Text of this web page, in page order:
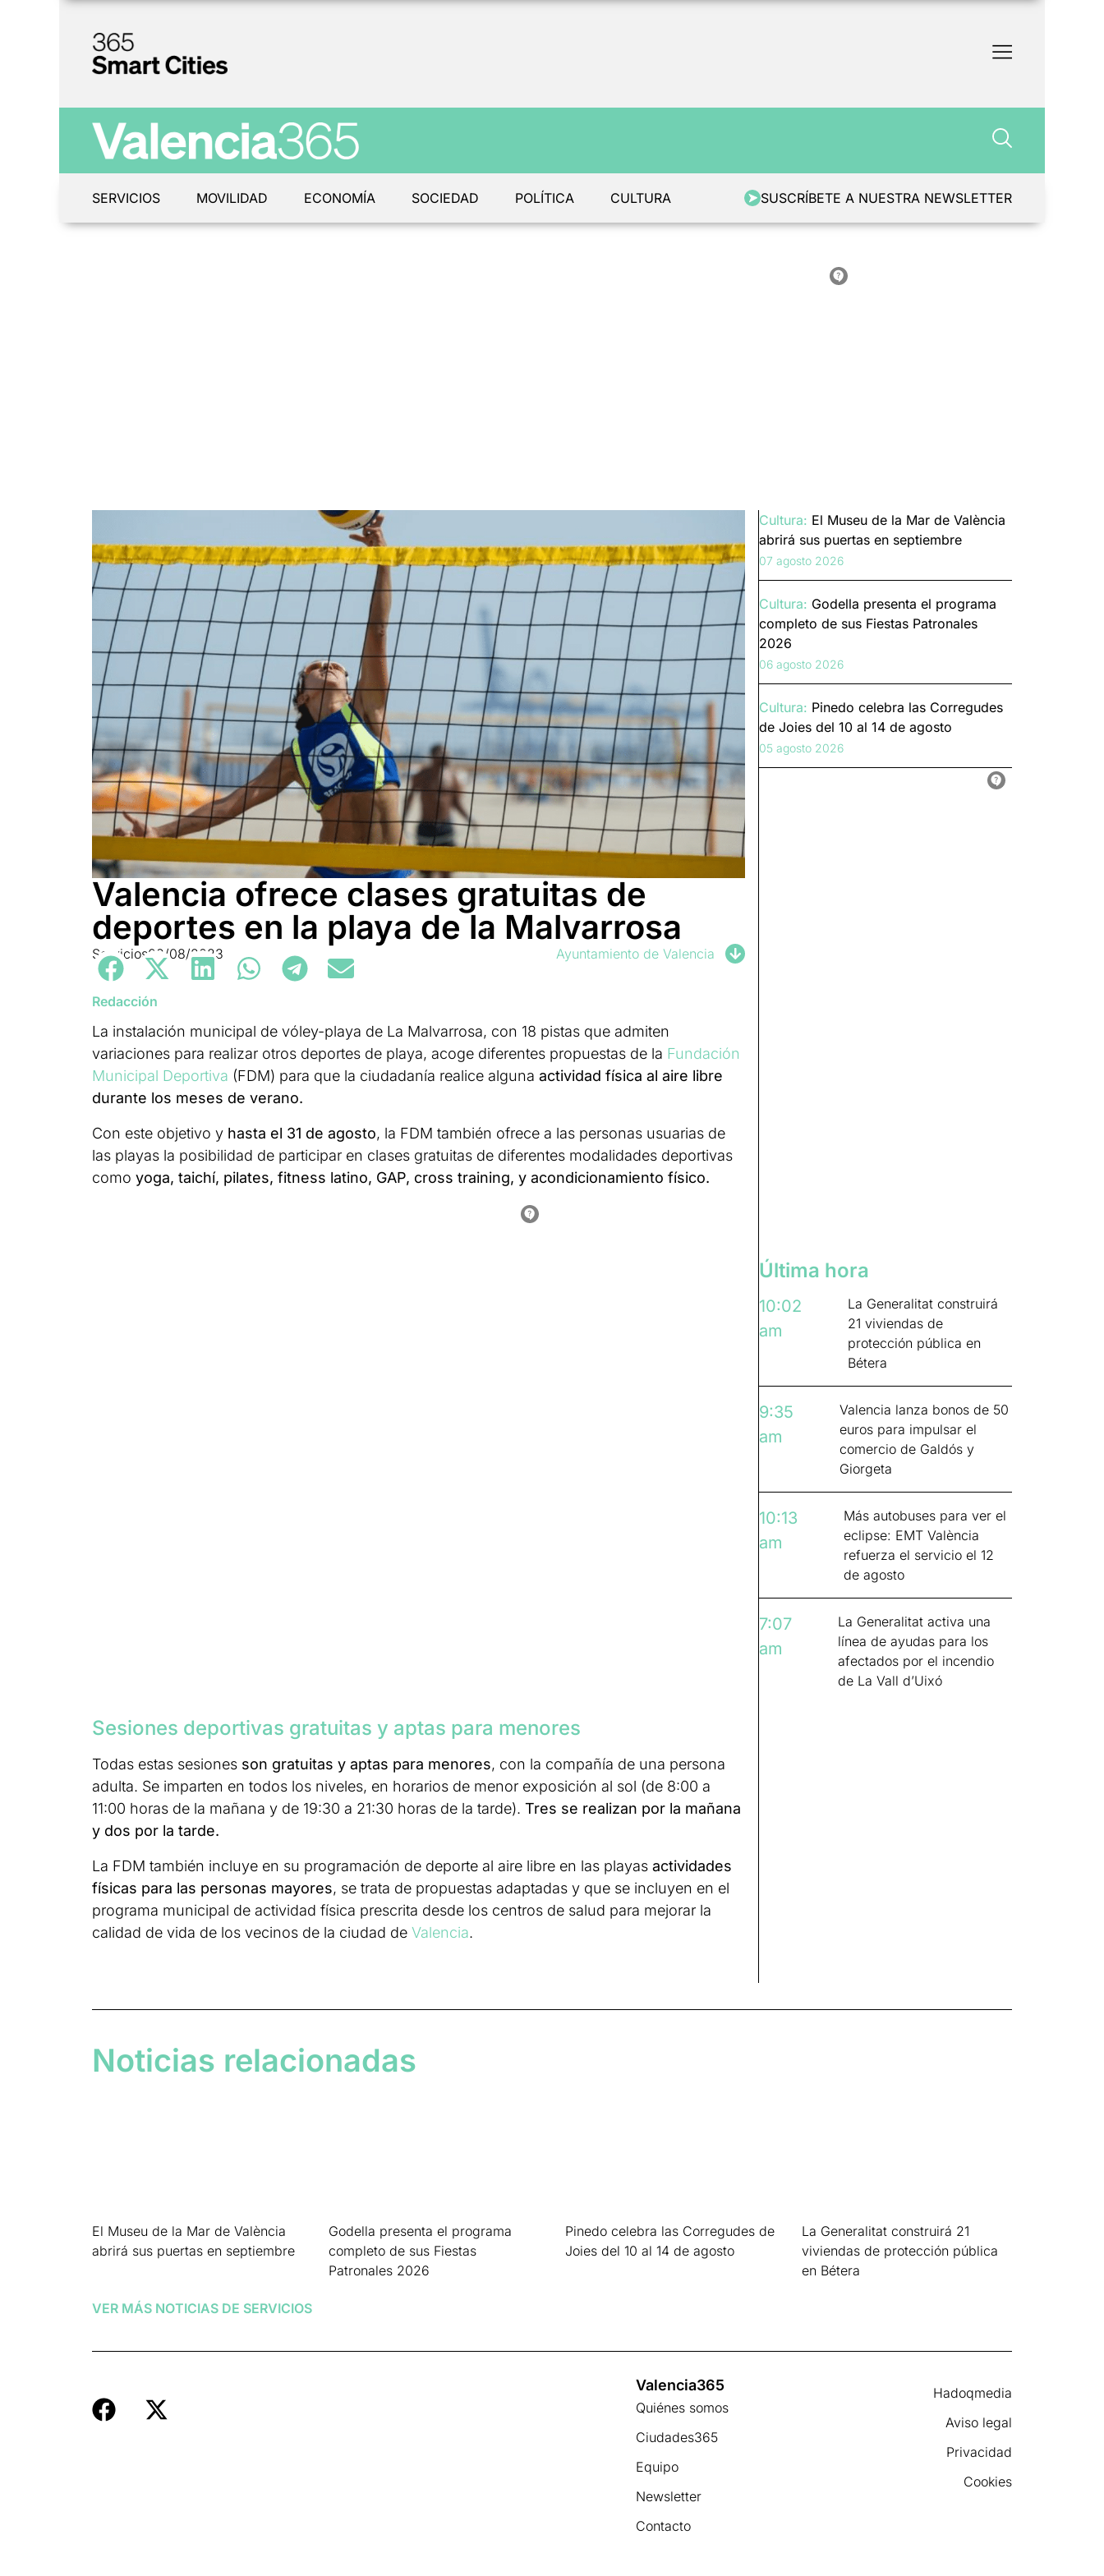
SERVICIOS MOVILIDAD ECONOMÍA SOCIEDAD POLÍTICA CULTURA SUSCRÍBETE A NUESTRA NEWSLETTER
Valencia ofrece clases gratuitas de
deportes en la playa de la Malvarrosa
Servicios02/08/2023 Ayuntamiento de Valencia
Redacción
La instalación municipal de vóley-playa de La Malvarrosa, con 18 pistas que admiten
variaciones para realizar otros deportes de playa, acoge diferentes propuestas de la Fundación
Municipal Deportiva (FDM) para que la ciudadanía realice alguna actividad física al aire libre
durante los meses de verano.
Con este objetivo y hasta el 31 de agosto, la FDM también ofrece a las personas usuarias de
las playas la posibilidad de participar en clases gratuitas de diferentes modalidades deportivas
como yoga, taichí, pilates, fitness latino, GAP, cross training, y acondicionamiento físico.
Sesiones deportivas gratuitas y aptas para menores
Todas estas sesiones son gratuitas y aptas para menores, con la compañía de una persona
adulta. Se imparten en todos los niveles, en horarios de menor exposición al sol (de 8:00 a
11:00 horas de la mañana y de 19:30 a 21:30 horas de la tarde). Tres se realizan por la mañana
y dos por la tarde.
La FDM también incluye en su programación de deporte al aire libre en las playas actividades
físicas para las personas mayores, se trata de propuestas adaptadas y que se incluyen en el
programa municipal de actividad física prescrita desde los centros de salud para mejorar la
calidad de vida de los vecinos de la ciudad de Valencia.
Cultura: El Museu de la Mar de València
abrirá sus puertas en septiembre
07 agosto 2026
Cultura: Godella presenta el programa
completo de sus Fiestas Patronales
2026
06 agosto 2026
Cultura: Pinedo celebra las Corregudes
de Joies del 10 al 14 de agosto
05 agosto 2026
Última hora
10:02
am
La Generalitat construirá
21 viviendas de
protección pública en
Bétera
9:35
am
Valencia lanza bonos de 50
euros para impulsar el
comercio de Galdós y
Giorgeta
10:13
am
Más autobuses para ver el
eclipse: EMT València
refuerza el servicio el 12
de agosto
7:07
am
La Generalitat activa una
línea de ayudas para los
afectados por el incendio
de La Vall d’Uixó
Noticias relacionadas
El Museu de la Mar de València
abrirá sus puertas en septiembre
Godella presenta el programa
completo de sus Fiestas
Patronales 2026
Pinedo celebra las Corregudes de
Joies del 10 al 14 de agosto
La Generalitat construirá 21
viviendas de protección pública
en Bétera
VER MÁS NOTICIAS DE SERVICIOS
Hadoqmedia
Aviso legal
Privacidad
Cookies
Valencia365
Quiénes somos
Ciudades365
Equipo
Newsletter
Contacto